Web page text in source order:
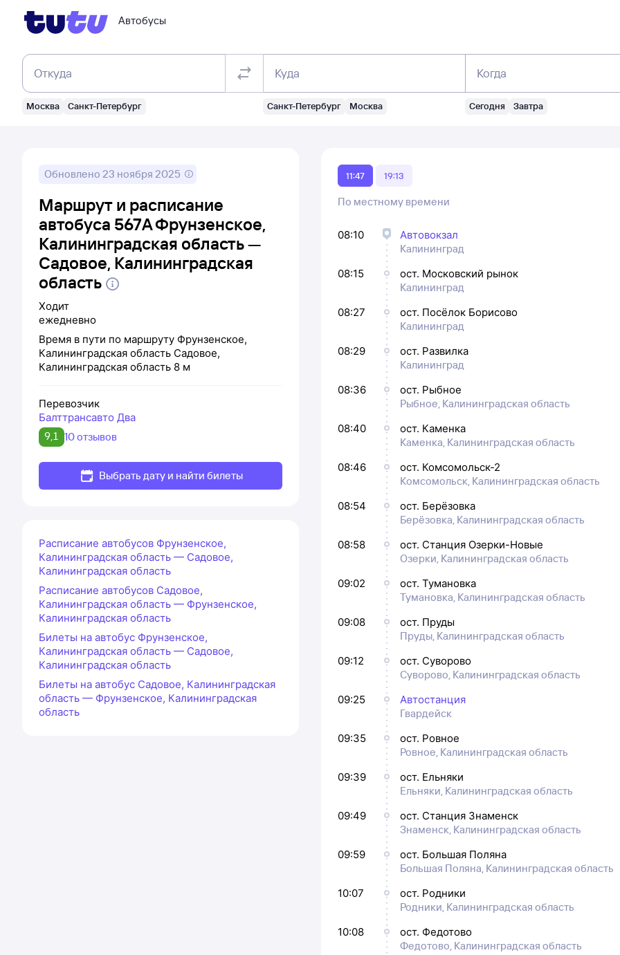
Автобусы
Откуда
Москва Санкт-Петербург
Куда
Санкт-Петербург Москва
Когда
Сегодня Завтра
Обновлено 23 ноября 2025
Маршрут и расписание
автобуса 567А Фрунзенское,
Калининградская область —
Садовое, Калининградская
область
Ходит
ежедневно
Время в пути по маршруту Фрунзенское,
Калининградская область Садовое,
Калининградская область 8 м
Перевозчик
Балттрансавто Два
9,1 10 отзывов
Выбрать дату и найти билеты
11:47 19:13
По местному времени
08:10
Автовокзал
Калининград
08:15
ост. Московский рынок
Калининград
08:27
ост. Посёлок Борисово
Калининград
08:29
ост. Развилка
Калининград
08:36
ост. Рыбное
Рыбное, Калининградская область
08:40
ост. Каменка
Каменка, Калининградская область
08:46
ост. Комсомольск-2
Комсомольск, Калининградская область
08:54
ост. Берёзовка
Берёзовка, Калининградская область
08:58
ост. Станция Озерки-Новые
Озерки, Калининградская область
09:02
ост. Тумановка
Тумановка, Калининградская область
09:08
ост. Пруды
Пруды, Калининградская область
09:12
ост. Суворово
Суворово, Калининградская область
09:25
Автостанция
Гвардейск
09:35
ост. Ровное
Ровное, Калининградская область
09:39
ост. Ельняки
Ельняки, Калининградская область
09:49
ост. Станция Знаменск
Знаменск, Калининградская область
09:59
ост. Большая Поляна
Большая Поляна, Калининградская область
10:07
ост. Родники
Родники, Калининградская область
10:08
ост. Федотово
Федотово, Калининградская область
Расписание автобусов Фрунзенское,
Калининградская область — Садовое,
Калининградская область
Расписание автобусов Садовое,
Калининградская область — Фрунзенское,
Калининградская область
Билеты на автобус Фрунзенское,
Калининградская область — Садовое,
Калининградская область
Билеты на автобус Садовое, Калининградская
область — Фрунзенское, Калининградская
область